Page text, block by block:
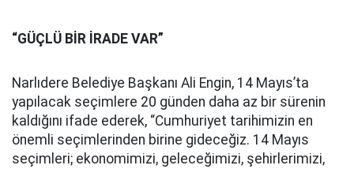
“GÜÇLÜ BİR İRADE VAR”
Narlıdere Belediye Başkanı Ali Engin, 14 Mayıs’ta
yapılacak seçimlere 20 günden daha az bir sürenin
kaldığını ifade ederek, “Cumhuriyet tarihimizin en
önemli seçimlerinden birine gideceğiz. 14 Mayıs
seçimleri; ekonomimizi, geleceğimizi, şehirlerimizi,